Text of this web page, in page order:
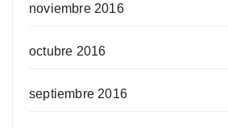
noviembre 2016
octubre 2016
septiembre 2016